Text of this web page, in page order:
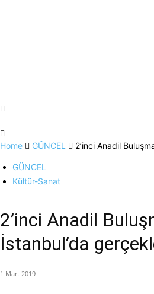
Home GÜNCEL 2’inci Anadil
GÜNCEL
Kültür-Sanat
2’inci Anadil
İstanbul’da
1 Mart 2019